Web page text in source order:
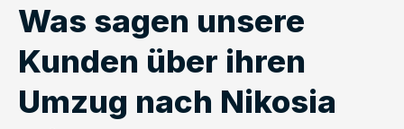
Was sagen unsere
Kunden über ihren
Umzug nach Nikosia